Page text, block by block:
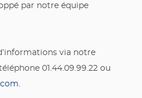
par notre équipe
via notre
01.44.09.99.22 ou
.